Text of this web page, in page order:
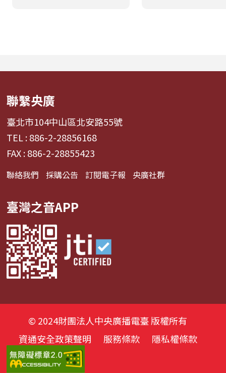
啦啦隊...
舞、想流淚...
聯繫央廣
臺北市104中山區北安路55號
TEL : 886-2-28856168
FAX : 886-2-28855423
聯絡我們 採購公告 訂閱電子報 央廣社群
臺灣之音APP
© 2024財團法人中央廣播電臺 版權所有
資通安全政策聲明
服務條款 隱私權條款